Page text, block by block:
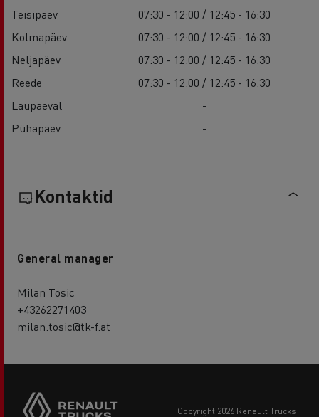
Teisipäev
07:30 - 12:00 / 12:45 - 16:30
Kolmapäev
07:30 - 12:00 / 12:45 - 16:30
Neljapäev
07:30 - 12:00 / 12:45 - 16:30
Reede
07:30 - 12:00 / 12:45 - 16:30
Laupäeval
-
Pühapäev
-
Kontaktid
General manager
Milan Tosic
+43262271403
milan.tosic@tk-f.at
copyright 2026 Renault Trucks